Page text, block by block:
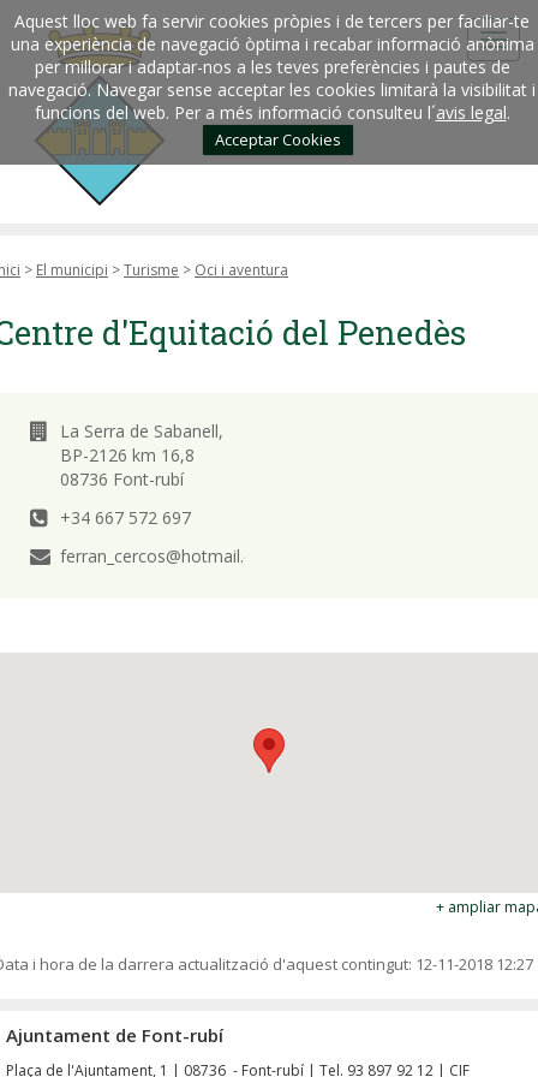
Aquest lloc web fa servir cookies pròpies i de tercers per faciliar-te
una experiència de navegació òptima i recabar informació anònima
per millorar i adaptar-nos a les teves preferències i pautes de
navegació. Navegar sense acceptar les cookies limitarà la visibilitat i
funcions del web. Per a més informació consulteu l´avis legal.
Acceptar Cookies
> El municipi >Turisme > Oci i aventura
d'Equitació del Penedès
La Serra de Sabanell,
BP-2126 km 16,8
08736 Font-rubí
+34 667 572 697
ferran_cercos@hotmail.com
+ ampliar
i hora de la darrera actualització d'aquest contingut: 12-11-2018 12:27
Ajuntament de Font-rubí
Plaça de l'Ajuntament, 1 | 08736 - Font-rubí | Tel. 93 897 92 12 | CIF